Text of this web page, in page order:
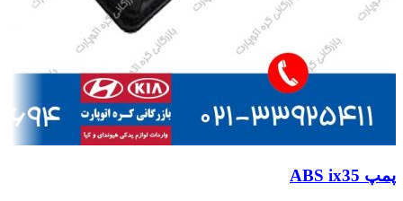
پمپ ABS ix35